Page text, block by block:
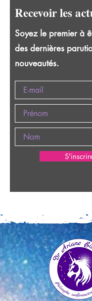
Recevoir les
Soyez le premier à
des dernières
nouveautés.